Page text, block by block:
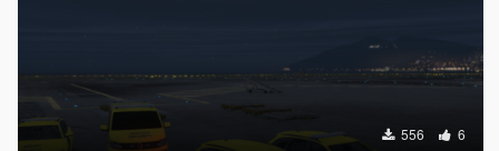
556 6